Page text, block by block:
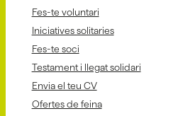
Fes-te voluntari
Iniciatives solitaries
Fes-te soci
Testament i llegat solidari
Envia el teu CV
Ofertes de feina